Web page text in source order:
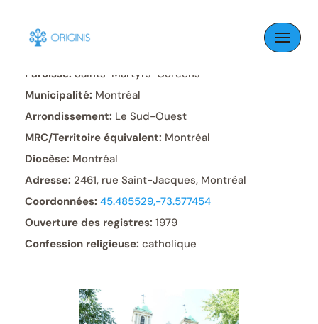
Skip
content
Paroisse: Saints-Martyrs-Coréens
Municipalité: Montréal
Arrondissement: Le Sud-Ouest
MRC/Territoire équivalent: Montréal
Diocèse: Montréal
Adresse: 2461, rue Saint-Jacques, Montréal
Coordonnées: 45.485529,-73.577454
Ouverture des registres: 1979
Confession religieuse: catholique